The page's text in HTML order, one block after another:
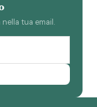
tua email.